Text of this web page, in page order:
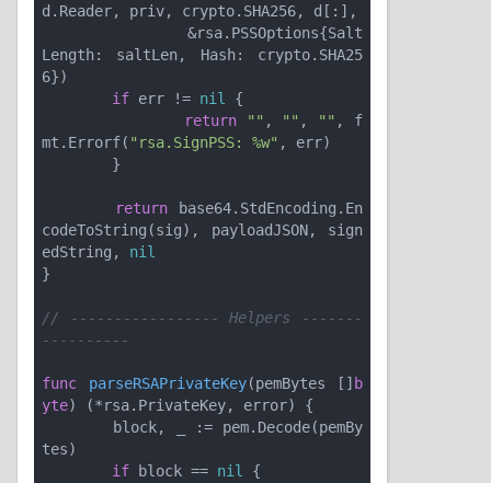
d.Reader, priv, crypto.SHA256, d[:],
Length: saltLen, Hash: crypto.SHA25
6})
if err != nil {
return
"" , "" , "" , f
mt.Errorf( "rsa.SignPSS: %w" , err)
return base64.StdEncoding.En
codeToString(sig), payloadJSON, sign
edString, nil
}
// ----------------- Helpers -------
----------
func parseRSAPrivateKey(pemBytes [] b
yte) (*rsa.PrivateKey, error)
{
tes)
if block == nil {